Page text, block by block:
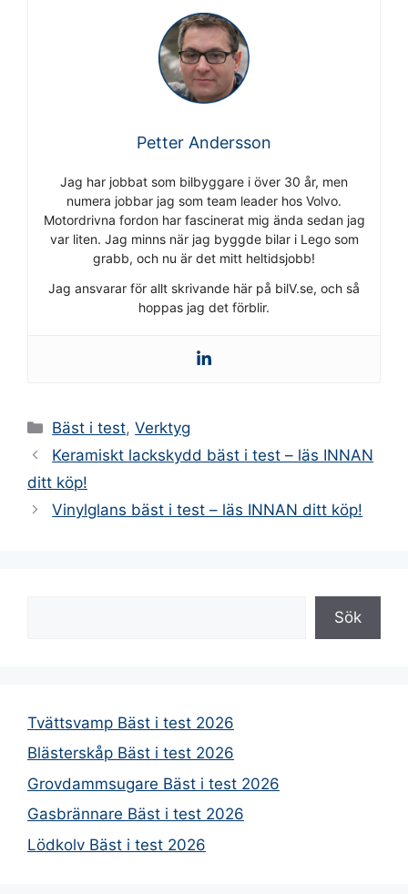
Petter Andersson
Jag har jobbat som bilbyggare i över 30 år, men
numera jobbar jag som team leader hos Volvo.
Motordrivna fordon har fascinerat mig ända sedan jag
var liten. Jag minns när jag byggde bilar i Lego som
grabb, och nu är det mitt heltidsjobb!
Jag ansvarar för allt skrivande här på bilV.se, och så
hoppas jag det förblir.
Kategorier
Bäst i test,Verktyg
Keramiskt lackskydd bäst i test – läs INNAN
ditt köp!
Vinylglans bäst i test – läs INNAN ditt köp!
Sök
Tvättsvamp Bäst i test 2026
Blästerskåp Bäst i test 2026
Grovdammsugare Bäst i test 2026
Gasbrännare Bäst i test 2026
Lödkolv Bäst i test 2026